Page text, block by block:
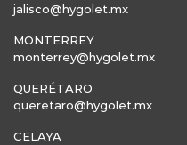
jalisco@hygolet.mx
MONTERREY
monterrey@hygolet.mx
QUERÉTARO
queretaro@hygolet.mx
CELAYA